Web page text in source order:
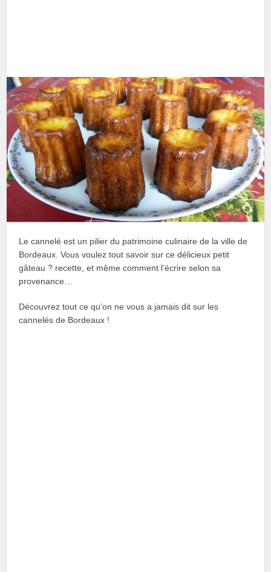
Le cannelé est un pilier du patrimoine culinaire de la ville de
Bordeaux. Vous voulez tout savoir sur ce délicieux petit
gâteau ? recette, et même comment l’écrire selon sa
provenance…
Découvrez tout ce qu’on ne vous a jamais dit sur les
cannelés de Bordeaux !